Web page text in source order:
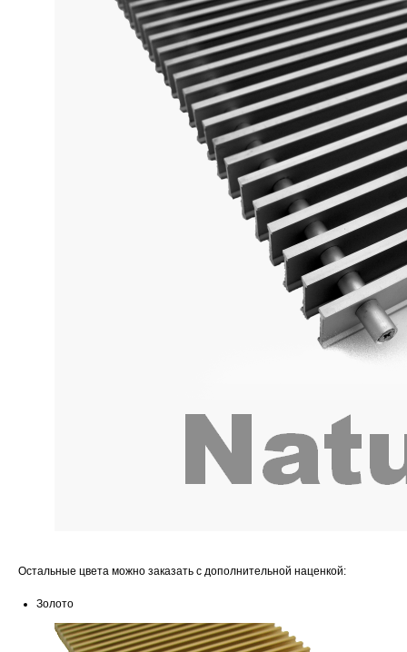
Остальные цвета можно заказать с дополнительной наценкой:
Золото